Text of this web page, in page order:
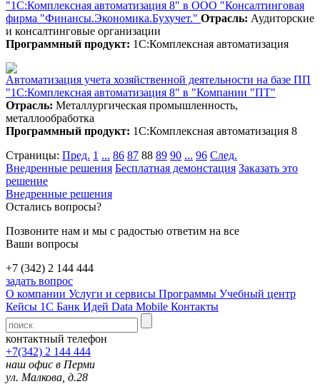
"1С:Комплексная автоматизация 8" в ООО "Консалтинговая
фирма "Финансы.Экономика.Бухучет." Отрасль: Аудиторские
и консалтинговые организации
Программный продукт: 1С:Комплексная автоматизация
Автоматизация учета хозяйственной деятельности на базе ПП
"1С:Комплексная автоматизация 8" в "Компании "ПТ"
Отрасль: Металлургическая промышленность,
металлообработка
Программный продукт: 1С:Комплексная автоматизация 8
Страницы: Пред. 1 ... 86 87 88 89 90 ... 96 След.
Внедренные решения Бесплатная демонстация Заказать это
решение
Внедренные решения
Остались вопросы?
Позвоните нам и мы с радостью ответим на все
Ваши вопросы
+7 (342) 2 144 444
задать вопрос
О компании Услуги и сервисы Программы Учебный центр
Кейсы 1С Банк Идей Data Mobile Контакты
контактный телефон
+7(342) 2 144 444
наш офис в Перми
ул. Малкова, д.28